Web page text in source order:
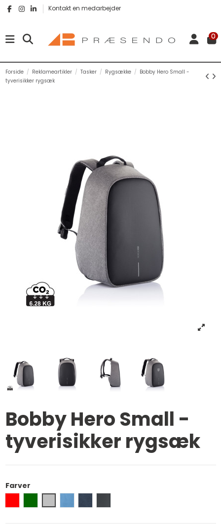
Kontakt en medarbejder
0
Forside Reklameartikler Tasker Rygsække
Bobby Hero Small -
tyverisikker rygsæk
Bobby Hero Small -
tyverisikker rygsæk
Farver